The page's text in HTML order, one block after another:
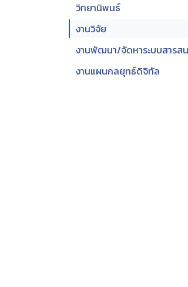
วิทยานิพนธ์
งานวิจัย
งานพัฒนา/จัดหาระบบสารส
งานแผนกลยุทธ์ดิจิทัล